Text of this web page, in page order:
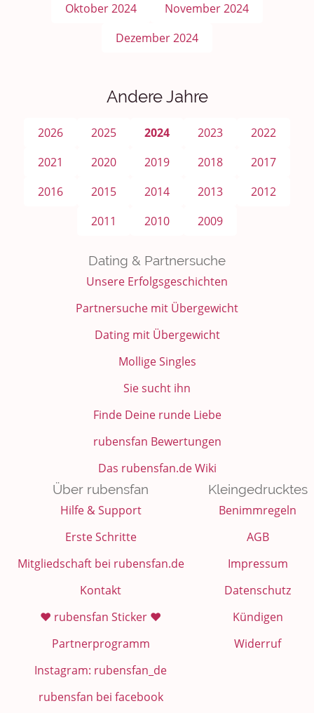
Oktober 2024
November 2024
Dezember 2024
Andere Jahre
2026 2025 2024 2023
2022
2021
2020 2019 2018
2017
2016
2015 2014 2013
2012
2011
2010 2009
Dating & Partnersuche
Unsere Erfolgsgeschichten
Partnersuche mit Übergewicht
Dating mit Übergewicht
Mollige Singles
Sie sucht ihn
Finde Deine runde Liebe
rubensfan Bewertungen
Das rubensfan.de Wiki
Über rubensfan
Hilfe & Support
Erste Schritte
Mitgliedschaft bei rubensfan.de
Kontakt
❤️ rubensfan Sticker ❤️
Partnerprogramm
Instagram: rubensfan_de
rubensfan bei facebook
Kleingedrucktes
Benimmregeln
AGB
Impressum
Datenschutz
Kündigen
Widerruf